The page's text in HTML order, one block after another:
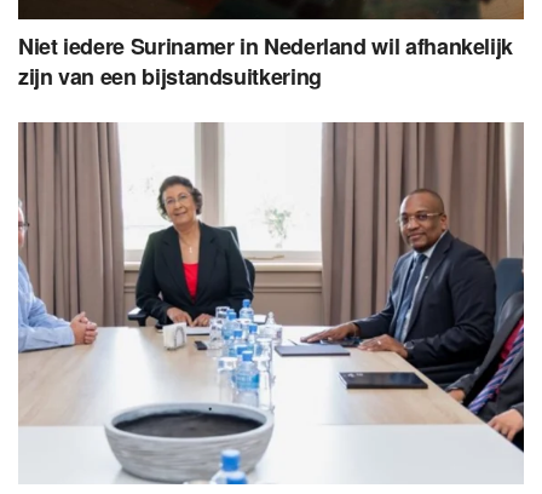
Niet iedere Surinamer in Nederland wil afhankelijk
zijn van een bijstandsuitkering